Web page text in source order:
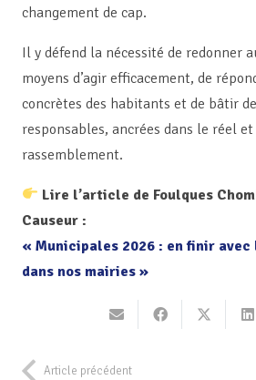
changement de cap.
Il y défend la nécessité de redonner
moyens d’agir efficacement, de
concrètes des habitants et de bâtir
responsables, ancrées dans le réel
rassemblement.
Lire l’article de Foulques
Causeur :
« Municipales 2026 : en finir
dans nos mairies »
Article précédent